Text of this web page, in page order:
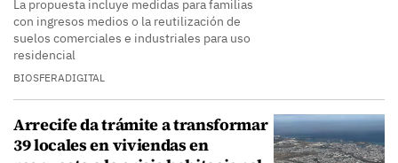
La propuesta incluye medidas para familias
con ingresos medios o la reutilización de
suelos comerciales e industriales para uso
residencial
BIOSFERADIGITAL
Arrecife da trámite a transformar
39 locales en viviendas en